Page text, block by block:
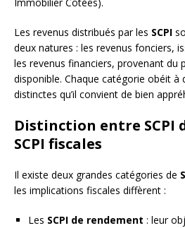
Immobilier Cotées).
Les revenus distribués par les SCPI
deux natures : les revenus fonciers,
les revenus financiers, provenant du
disponible. Chaque catégorie obéit à
distinctes qu’il convient de bien
Distinction entre SCPI
SCPI fiscales
Il existe deux grandes catégories de
les implications fiscales diffèrent :
Les SCPI de rendement : leur